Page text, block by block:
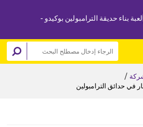
لعبة بناء حديقة الترامبولين بوكيدو -
/
في حدائق الترامبولين